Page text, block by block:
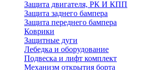
Защита двигателя, РК И КПП
Защита заднего бампера
Защита переднего бампера
Коврики
Защитные дуги
Лебедка и оборудование
Подвеска и лифт комплект
Механизм открытия борта